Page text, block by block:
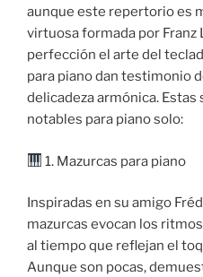
aunque este repertorio es
virtuosa formada por Franz
perfección el arte del
para piano dan testimonio
delicadeza armónica. Estas
notables para piano solo:
1. Mazurcas para piano
Inspiradas en su amigo
mazurcas evocan los
al tiempo que reflejan el
Aunque son pocas,